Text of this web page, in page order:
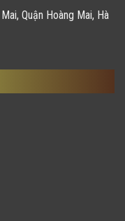
Quận Hoàng Mai, Hà